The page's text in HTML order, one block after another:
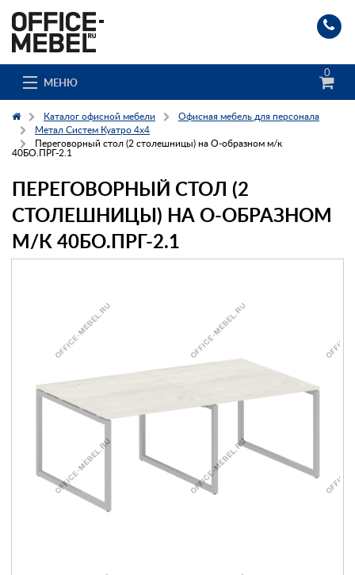
МЕНЮ
0
О компании
Доставка и сборка
Заказ каталога
Заказать обратный звонок
Каталог офисной мебели
Офисная мебель для персонала
Метал Систем Куатро 4х4
Переговорный стол (2 столешницы) на О-образном м/к
40БО.ПРГ-2.1
ПЕРЕГОВОРНЫЙ СТОЛ (2
СТОЛЕШНИЦЫ) НА О-ОБРАЗНОМ
М/К 40БО.ПРГ-2.1